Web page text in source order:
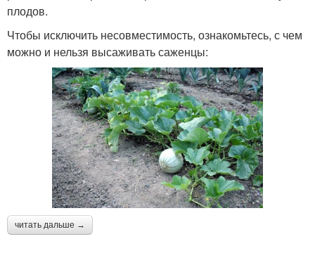
плодов.
Чтобы исключить несовместимость, ознакомьтесь, с чем
можно и нельзя высаживать саженцы:
читать дальше →